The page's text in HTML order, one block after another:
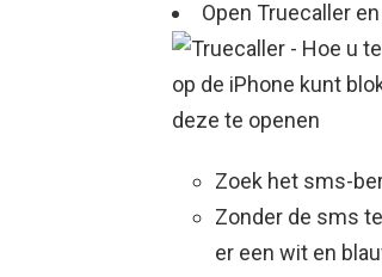
Open Truecaller
Zoek het sms-
Zonder de sms
er een wit en